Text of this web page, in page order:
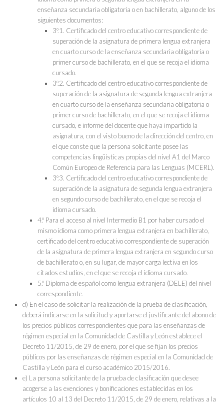
enseñanza secundaria obligatoria o en bachillerato, alguno de los
siguientes documentos:
3º.1. Certificado del centro educativo correspondiente de
superación de la asignatura de primera lengua extranjera
en cuarto curso de la enseñanza secundaria obligatoria o
primer curso de bachillerato, en el que se recoja el idioma
cursado.
3º.2. Certificado del centro educativo correspondiente de
superación de la asignatura de segunda lengua extranjera
en cuarto curso de la enseñanza secundaria obligatoria o
primer curso de bachillerato, en el que se recoja el idioma
cursado, e informe del docente que haya impartido la
asignatura, con el visto bueno de la dirección del centro, en
el que conste que la persona solicitante posee las
competencias lingüísticas propias del nivel A1 del Marco
Común Europeo de Referencia para las Lenguas (MCERL).
3º.3. Certificado del centro educativo correspondiente de
superación de la asignatura de segunda lengua extranjera
en segundo curso de bachillerato, en el que se recoja el
idioma cursado.
4.º Para el acceso al nivel Intermedio B1 por haber cursado el
mismo idioma como primera lengua extranjera en bachillerato,
certificado del centro educativo correspondiente de superación
de la asignatura de primera lengua extranjera en segundo curso
de bachillerato o, en su lugar, de mayor carga lectiva en los
citados estudios, en el que se recoja el idioma cursado.
5.º Diploma de español como lengua extranjera (DELE) del nivel
correspondiente.
d) En el caso de solicitar la realización de la prueba de clasificación,
deberá indicarse en la solicitud y aportarse el justificante del abono de
los precios públicos correspondientes que para las enseñanzas de
régimen especial en la Comunidad de Castilla y León establece el
Decreto 11/2015, de 29 de enero, por el que se fijan los precios
públicos por las enseñanzas de régimen especial en la Comunidad de
Castilla y León para el curso académico 2015/2016.
e) La persona solicitante de la prueba de clasificación que desee
acogerse a las exenciones y bonificaciones establecidas en los
artículos 10 al 13 del Decreto 11/2015, de 29 de enero, relativas a la